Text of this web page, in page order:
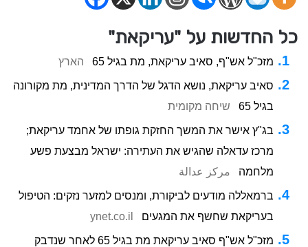
כל החדשות על "עריקאת"
מזכ"ל אש"ף, סאיב עריקאת, מת בגיל 65 הארץ
סאיב עריקאת, נושא הדגל של הדרך המדינית, מת מקורונה
בגיל 65
שיחה מקומית
בג"ץ אישר את המשך החזקת גופתו של אחמד עריקאת;
מרכז עדאלה שהגיש את העתירה: ישראל מבצעת פשע
מלחמה
مركز عدالة
ברמאללה מודעים לביקורת, ומנסים למזער נזקים: הטיפול
בעריקאת שחשף את המגעים
ynet.co.il
מזכ"ל אש"ף סאיב עריקאת מת בגיל 65 לאחר שנדבק